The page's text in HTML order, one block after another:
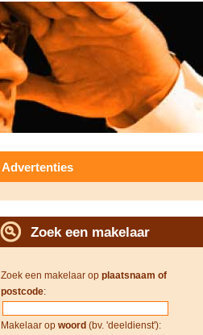
Advertenties
Zoek een makelaar
Zoek een makelaar op plaatsnaam of
postcode:
Makelaar op woord (bv. 'deeldienst'):